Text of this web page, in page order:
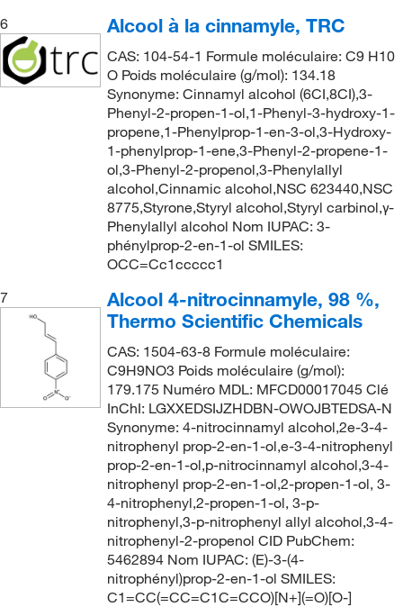
6
Alcool à la cinnamyle, TRC
CAS: 104-54-1 Formule moléculaire: C9 H10
O Poids moléculaire (g/mol): 134.18
Synonyme: Cinnamyl alcohol (6CI,8CI),3-
Phenyl-2-propen-1-ol,1-Phenyl-3-hydroxy-1-
propene,1-Phenylprop-1-en-3-ol,3-Hydroxy-
1-phenylprop-1-ene,3-Phenyl-2-propene-1-
ol,3-Phenyl-2-propenol,3-Phenylallyl
alcohol,Cinnamic alcohol,NSC 623440,NSC
8775,Styrone,Styryl alcohol,Styryl carbinol,γ-
Phenylallyl alcohol Nom IUPAC: 3-
phénylprop-2-en-1-ol SMILES:
OCC=Cc1ccccc1
7
Alcool 4-nitrocinnamyle, 98 %,
Thermo Scientific Chemicals
CAS: 1504-63-8 Formule moléculaire:
C9H9NO3 Poids moléculaire (g/mol):
179.175 Numéro MDL: MFCD00017045 Clé
InChI: LGXXEDSIJZHDBN-OWOJBTEDSA-N
Synonyme: 4-nitrocinnamyl alcohol,2e-3-4-
nitrophenyl prop-2-en-1-ol,e-3-4-nitrophenyl
prop-2-en-1-ol,p-nitrocinnamyl alcohol,3-4-
nitrophenyl prop-2-en-1-ol,2-propen-1-ol, 3-
4-nitrophenyl,2-propen-1-ol, 3-p-
nitrophenyl,3-p-nitrophenyl allyl alcohol,3-4-
nitrophenyl-2-propenol CID PubChem:
5462894 Nom IUPAC: (E)-3-(4-
nitrophényl)prop-2-en-1-ol SMILES:
C1=CC(=CC=C1C=CCO)[N+](=O)[O-]